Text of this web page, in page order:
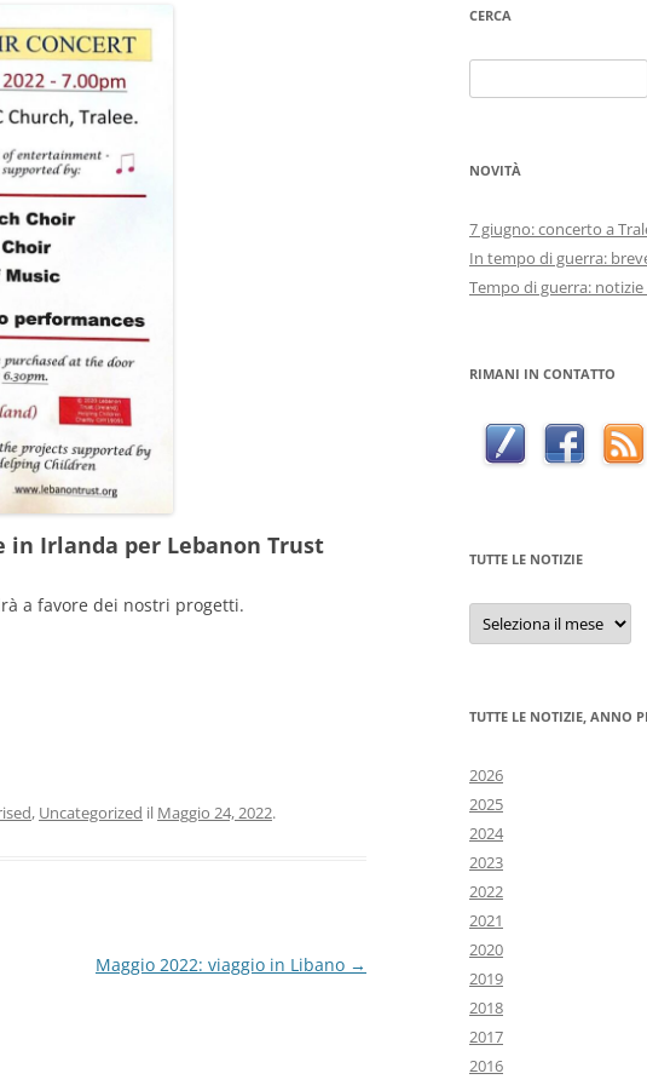
in Irlanda per Lebanon Trust
a favore dei nostri progetti.
, Uncategorized il Maggio 24, 2022.
Maggio 2022: viaggio in Libano →
CERCA
per:
NOVITÀ
7 giugno: concerto a
In tempo di guerra:
Tempo di guerra:
RIMANI IN CONTATTO
TUTTE LE NOTIZIE
Tutte
notizie
TUTTE LE NOTIZIE, ANNO
2026
2025
2024
2023
2022
2021
2020
2019
2018
2017
2016